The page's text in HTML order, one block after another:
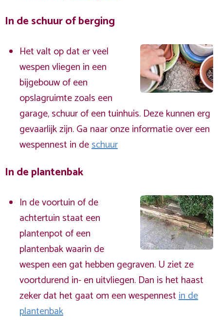
In de schuur of berging
Het valt op dat er veel
wespen vliegen in een
bijgebouw of een
opslagruimte zoals een
garage, schuur of een tuinhuis. Deze kunnen erg
gevaarlijk zijn. Ga naar onze informatie over een
wespennest in deschuur
In de plantenbak
In de voortuin of de
achtertuin staat een
plantenpot of een
plantenbak waarin de
wespen een gat hebben gegraven. U ziet ze
voortdurend in- en uitvliegen. Dan is het haast
zeker dat het gaat om een wespennestin de
plantenbak